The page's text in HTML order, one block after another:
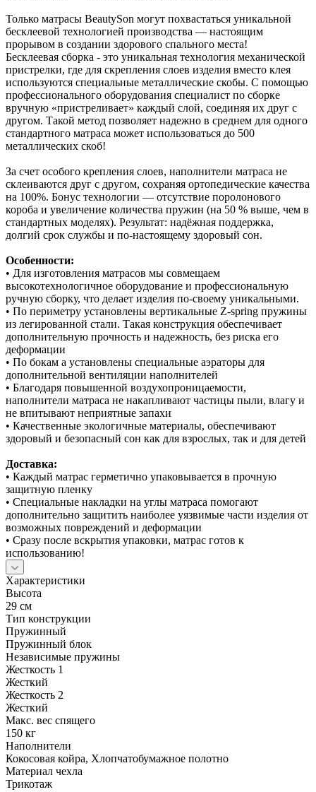
Только матрасы BeautySon могут похвастаться уникальной
бесклеевой технологией производства — настоящим
прорывом в создании здорового спального места!
Бесклеевая сборка - это уникальная технология механической
пристрелки, где для скрепления слоев изделия вместо клея
используются специальные металлические скобы. С помощью
профессионального оборудования специалист по сборке
вручную «пристреливает» каждый слой, соединяя их друг с
другом. Такой метод позволяет надежно в среднем для одного
стандартного матраса может использоваться до 500
металлических скоб!
За счет особого крепления слоев, наполнители матраса не
склеиваются друг с другом, сохраняя ортопедические качества
на 100%. Бонус технологии — отсутствие поролонового
короба и увеличение количества пружин (на 50 % выше, чем в
стандартных моделях). Результат: надёжная поддержка,
долгий срок службы и по‑настоящему здоровый сон.
Особенности:
• Для изготовления матрасов мы совмещаем
высокотехнологичное оборудование и профессиональную
ручную сборку, что делает изделия по-своему уникальными.
• По периметру установлены вертикальные Z-spring пружины
из легированной стали. Такая конструкция обеспечивает
дополнительную прочность и надежность, без риска его
деформации
• По бокам а установлены специальные аэраторы для
дополнительной вентиляции наполнителей
• Благодаря повышенной воздухопроницаемости,
наполнители матраса не накапливают частицы пыли, влагу и
не впитывают неприятные запахи
• Качественные экологичные материалы, обеспечивают
здоровый и безопасный сон как для взрослых, так и для детей
Доставка:
• Каждый матрас герметично упаковывается в прочную
защитную пленку
• Специальные накладки на углы матраса помогают
дополнительно защитить наиболее уязвимые части изделия от
возможных повреждений и деформации
• Сразу после вскрытия упаковки, матрас готов к
использованию!
Характеристики
Высота
29 см
Тип конструкции
Пружинный
Пружинный блок
Независимые пружины
Жесткость 1
Жесткий
Жесткость 2
Жесткий
Макс. вес спящего
150 кг
Наполнители
Кокосовая койра, Хлопчатобумажное полотно
Материал чехла
Трикотаж